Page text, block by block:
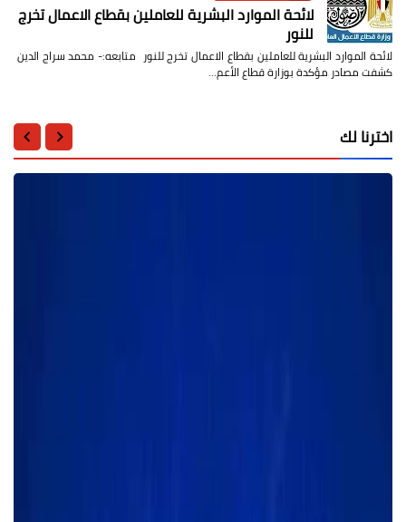
لائحة الموارد البشرية للعاملين بقطاع الاعمال تخرج
للنور
لائحة الموارد البشرية للعاملين بقطاع الاعمال تخرج للنور متابعه:- محمد سراج الدين
كشفت مصادر مؤكدة بوزارة قطاع الأعم…
اخترنا لك